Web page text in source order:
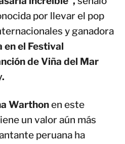
por llevar el pop
y ganadora
en el Festival
de Viña del Mar
Warthonen este
un valor aún más
peruana ha